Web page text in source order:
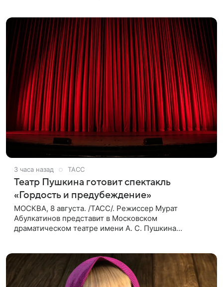
3 часа назад ТАСС
Театр Пушкина готовит спектакль
«Гордость и предубеждение»
МОСКВА, 8 августа. /ТАСС/. Режиссер Мурат
Абулкатинов представит в Московском
драматическом театре имени А. С. Пушкина